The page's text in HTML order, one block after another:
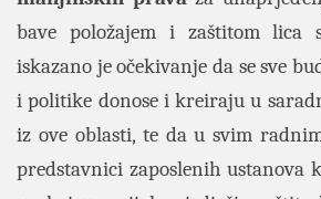
bave položajem i zaštitom lica
iskazano je očekivanje da se sve
i politike donose i kreiraju u
iz ove oblasti, te da u svim
predstavnici zaposlenih ustanova